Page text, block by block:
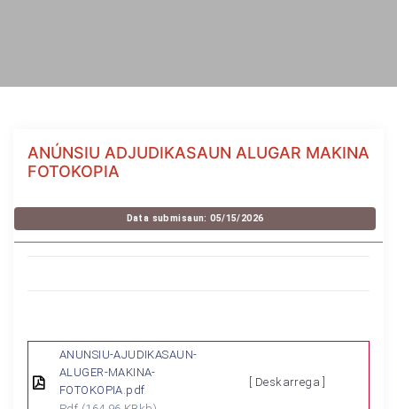
ANÚNSIU ADJUDIKASAUN ALUGAR MAKINA
FOTOKOPIA
Data submisaun: 05/15/2026
ANUNSIU-AJUDIKASAUN-
ALUGER-MAKINA-
FOTOKOPIA.pdf
[ Deskarrega ]